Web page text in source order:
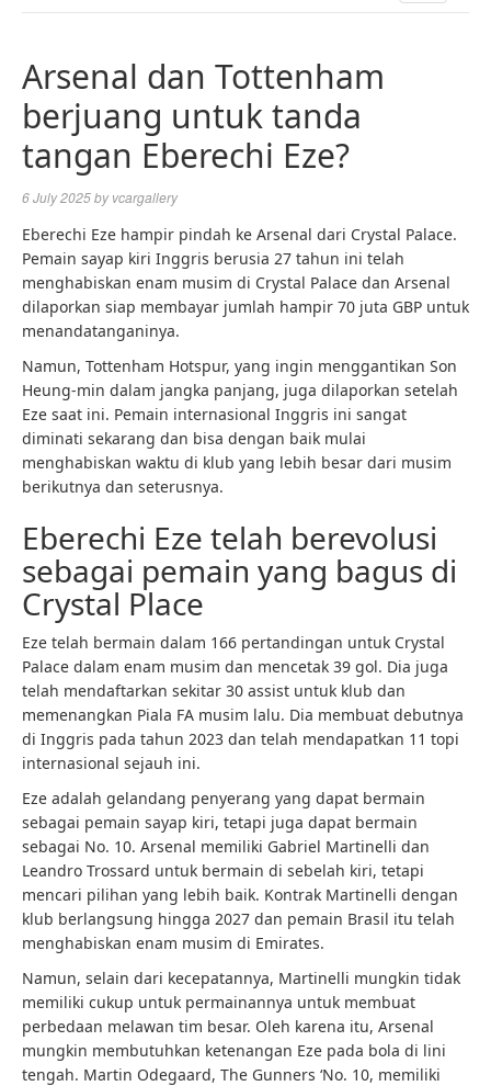
Arsenal dan Tottenham
berjuang untuk tanda
tangan Eberechi Eze?
6 July 2025by vcargallery
Eberechi Eze hampir pindah ke Arsenal dari Crystal Palace.
Pemain sayap kiri Inggris berusia 27 tahun ini telah
menghabiskan enam musim di Crystal Palace dan Arsenal
dilaporkan siap membayar jumlah hampir 70 juta GBP untuk
menandatanganinya.
Namun, Tottenham Hotspur, yang ingin menggantikan Son
Heung-min dalam jangka panjang, juga dilaporkan setelah
Eze saat ini. Pemain internasional Inggris ini sangat
diminati sekarang dan bisa dengan baik mulai
menghabiskan waktu di klub yang lebih besar dari musim
berikutnya dan seterusnya.
Eberechi Eze telah berevolusi
sebagai pemain yang bagus di
Crystal Place
Eze telah bermain dalam 166 pertandingan untuk Crystal
Palace dalam enam musim dan mencetak 39 gol. Dia juga
telah mendaftarkan sekitar 30 assist untuk klub dan
memenangkan Piala FA musim lalu. Dia membuat debutnya
di Inggris pada tahun 2023 dan telah mendapatkan 11 topi
internasional sejauh ini.
Eze adalah gelandang penyerang yang dapat bermain
sebagai pemain sayap kiri, tetapi juga dapat bermain
sebagai No. 10. Arsenal memiliki Gabriel Martinelli dan
Leandro Trossard untuk bermain di sebelah kiri, tetapi
mencari pilihan yang lebih baik. Kontrak Martinelli dengan
klub berlangsung hingga 2027 dan pemain Brasil itu telah
menghabiskan enam musim di Emirates.
Namun, selain dari kecepatannya, Martinelli mungkin tidak
memiliki cukup untuk permainannya untuk membuat
perbedaan melawan tim besar. Oleh karena itu, Arsenal
mungkin membutuhkan ketenangan Eze pada bola di lini
tengah. Martin Odegaard, The Gunners ‘No. 10, memiliki